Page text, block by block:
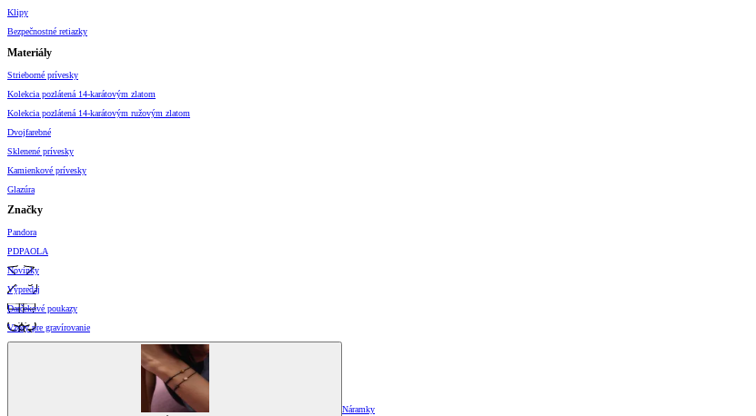
Klipy
Bezpečnostné retiazky
Materiály
Strieborné prívesky
Kolekcia pozlátená 14-karátovým zlatom
Kolekcia pozlátená 14-karátovým ružovým zlatom
Dvojfarebné
Sklenené prívesky
Kamienkové prívesky
Glazúra
Značky
Pandora
PDPAOLA
Novinky
Výpredaj
Darčekové poukazy
Vzory pre gravírovanie
Náramky